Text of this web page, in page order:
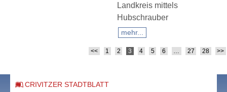
Landkreis mittels
Hubschrauber
mehr...
<< 1 2 3 4 5 6 27 28 >>
CRIVITZER STADTBLATT